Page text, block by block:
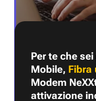
Per te che
Mobile, Fibra
Modem
attivazione